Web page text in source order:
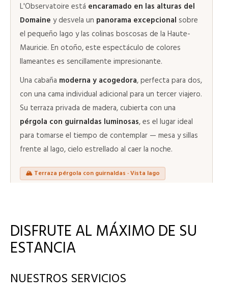
L'Observatoire está encaramado en las alturas del
Domaine y desvela un panorama excepcional sobre
el pequeño lago y las colinas boscosas de la Haute-
Mauricie. En otoño, este espectáculo de colores
llameantes es sencillamente impresionante.
Una cabaña moderna y acogedora, perfecta para dos,
con una cama individual adicional para un tercer viajero.
Su terraza privada de madera, cubierta con una
pérgola con guirnaldas luminosas, es el lugar ideal
para tomarse el tiempo de contemplar — mesa y sillas
frente al lago, cielo estrellado al caer la noche.
🏔️ Terraza pérgola con guirnaldas · Vista lago
🛏 Cama queen 160×190
🛏 Cama individual
Para un 3er viajero
Baño privado
☕ Nespresso & hervidor
Té & café incluidos
DISFRUTE AL MÁXIMO DE SU
ESTANCIA
NUESTROS SERVICIOS